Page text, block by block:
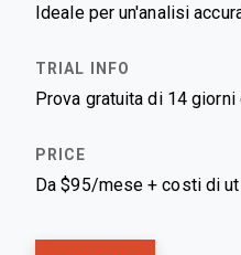
Ideale per un'analisi
Prova gratuita di 14
Da $95/mese + costi di